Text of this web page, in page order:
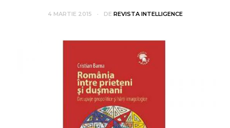
4 MARTIE 2015 DE REVISTA INTELLIGENCE